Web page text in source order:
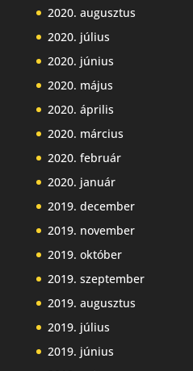
2020. augusztus
2020. július
2020. június
2020. május
2020. április
2020. március
2020. február
2020. január
2019. december
2019. november
2019. október
2019. szeptember
2019. augusztus
2019. július
2019. június